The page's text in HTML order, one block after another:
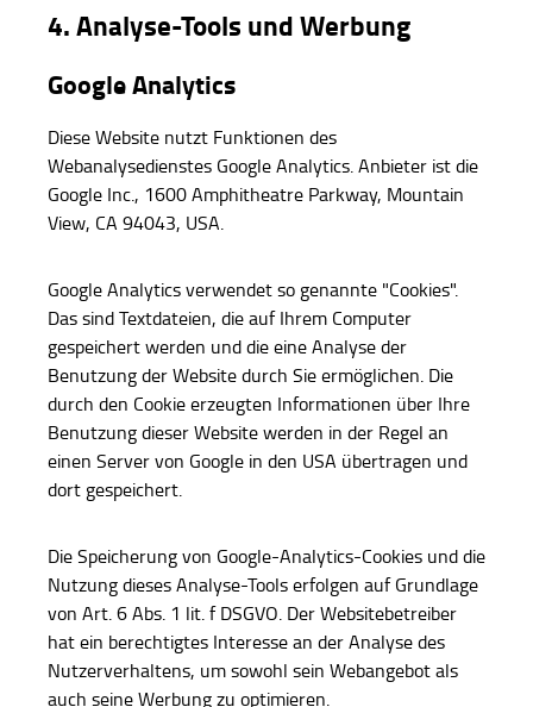
4. Analyse-Tools und Werbung
Google Analytics
Diese Website nutzt Funktionen des
Webanalysedienstes Google Analytics. Anbieter ist die
Google Inc., 1600 Amphitheatre Parkway, Mountain
View, CA 94043, USA.
Google Analytics verwendet so genannte "Cookies".
Das sind Textdateien, die auf Ihrem Computer
gespeichert werden und die eine Analyse der
Benutzung der Website durch Sie ermöglichen. Die
durch den Cookie erzeugten Informationen über Ihre
Benutzung dieser Website werden in der Regel an
einen Server von Google in den USA übertragen und
dort gespeichert.
Die Speicherung von Google-Analytics-Cookies und die
Nutzung dieses Analyse-Tools erfolgen auf Grundlage
von Art. 6 Abs. 1 lit. f DSGVO. Der Websitebetreiber
hat ein berechtigtes Interesse an der Analyse des
Nutzerverhaltens, um sowohl sein Webangebot als
auch seine Werbung zu optimieren.